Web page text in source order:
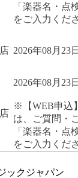
「楽器名・点
をご入力くだ
2026年08月23
2026年08月23
※【WEB申込
は、ご質問・
「楽器名・点
をご入力くだ
ックジャパン